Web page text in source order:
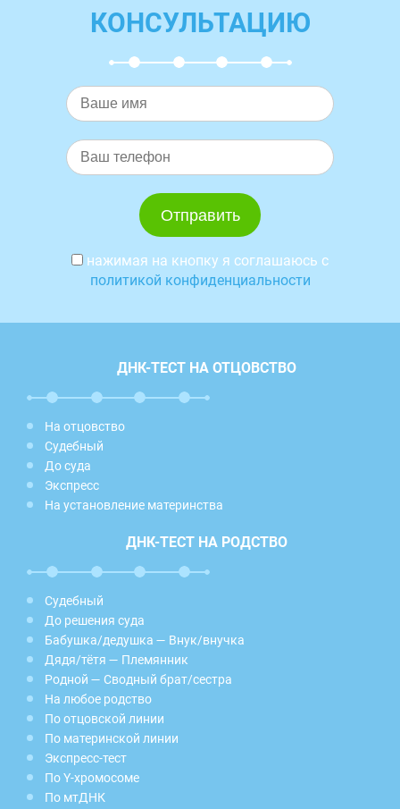
КОНСУЛЬТАЦИЮ
нажимая на кнопку я соглашаюсь с
политикой конфиденциальности
ДНК-ТЕСТ НА ОТЦОВСТВО
На отцовство
Судебный
До суда
Экспресс
На установление материнства
ДНК-ТЕСТ НА РОДСТВО
Судебный
До решения суда
Бабушка/дедушка — Внук/внучка
Дядя/тётя — Племянник
Родной — Сводный брат/сестра
На любое родство
По отцовской линии
По материнской линии
Экспресс-тест
По Y-хромосоме
По мтДНК